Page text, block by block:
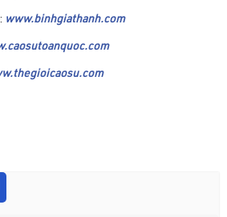
www.binhgiathanh.com